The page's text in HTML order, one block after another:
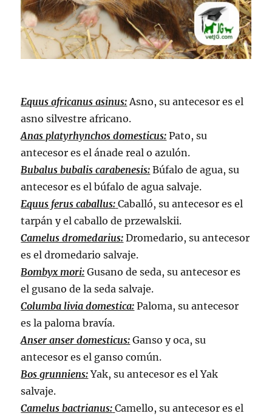
Equus africanus asinus: Asno, su antecesor es el
asno silvestre africano.
Anas platyrhynchos domesticus: Pato, su
antecesor es el ánade real o azulón.
Bubalus bubalis carabenesis: Búfalo de agua, su
antecesor es el búfalo de agua salvaje.
Equus ferus caballus: Caballó, su antecesor es el
tarpán y el caballo de przewalskii.
Camelus dromedarius: Dromedario, su antecesor
es el dromedario salvaje.
Bombyx mori: Gusano de seda, su antecesor es
el gusano de la seda salvaje.
Columba livia domestica: Paloma, su antecesor
es la paloma bravía.
Anser anser domesticus: Ganso y oca, su
antecesor es el ganso común.
Bos grunniens: Yak, su antecesor es el Yak
salvaje.
Camelus bactrianus: Camello, su antecesor es el